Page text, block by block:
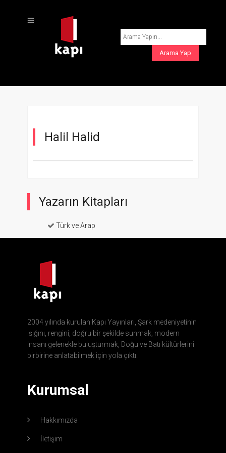
Halil Halid
Yazarın Kitapları
Türk ve Arap
2004 yılında kurulan Kapı Yayınları, Şark medeniyetinin
ışığını, rengini, doğru bir şekilde sunmak, modern
insanı gelenekle buluşturmak, Doğu ve Batı kültürlerini
birbirine anlatabilmek için yola çıktı.
Kurumsal
Hakkımızda
İletişim